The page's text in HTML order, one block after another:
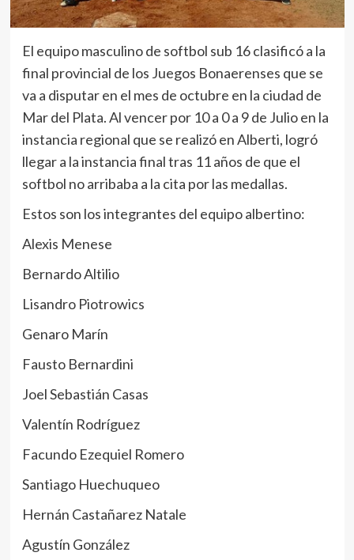
El equipo masculino de softbol sub 16 clasificó a la
final provincial de los Juegos Bonaerenses que se
va a disputar en el mes de octubre en la ciudad de
Mar del Plata. Al vencer por 10 a 0 a 9 de Julio en la
instancia regional que se realizó en Alberti, logró
llegar a la instancia final tras 11 años de que el
softbol no arribaba a la cita por las medallas.
Estos son los integrantes del equipo albertino:
Alexis Menese
Bernardo Altilio
Lisandro Piotrowics
Genaro Marín
Fausto Bernardini
Joel Sebastián Casas
Valentín Rodríguez
Facundo Ezequiel Romero
Santiago Huechuqueo
Hernán Castañarez Natale
Agustín González